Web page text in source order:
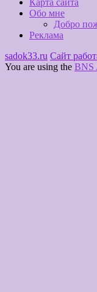
Обо мне
Добро
Реклама
sadok33.ru Сайт
You are using the BNS